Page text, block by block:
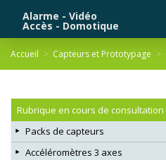
Alarme - Vidéo
Accès - Domotique
Accueil Capteurs et Prototypage
Rubrique en cours de consultation
Packs de capteurs
Accéléromètres 3 axes